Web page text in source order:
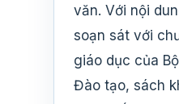
văn. Với nội
soạn sát với
giáo dục của
Đào tạo, sách